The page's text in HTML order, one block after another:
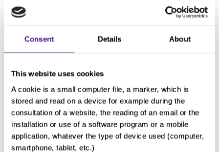
Consent Details About
This website uses cookies
A cookie is a small computer file, a marker, which is
stored and read on a device for example during the
consultation of a website, the reading of an email or the
installation or use of a software program or a mobile
application, whatever the type of device used (computer,
smartphone, tablet, etc.)
或轉移性傳統
軟骨肉瘤 (1、
有 IDH1 基因
突變 (在試驗
納入前透過基
因檢測確
認)。
先前曾接受過
(化療/標靶或
其他治療)。
基線掃描時有
可測量病灶